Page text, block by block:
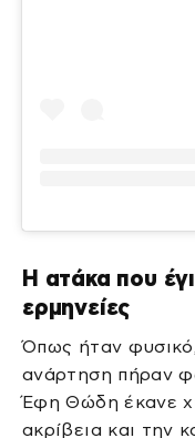
Η ατάκα που
ερμηνείες
Όπως ήταν
ανάρτηση πήραν
Έφη Θώδη έκανε
ακρίβεια και την